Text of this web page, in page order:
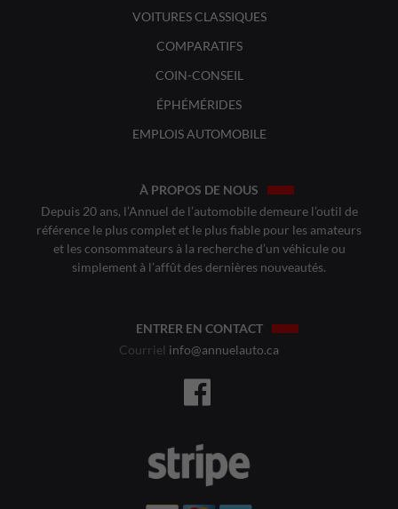
VOITURES CLASSIQUES
COMPARATIFS
COIN-CONSEIL
ÉPHÉMÉRIDES
EMPLOIS AUTOMOBILE
À PROPOS DE NOUS
Depuis 20 ans, l’Annuel de l’automobile demeure l’outil de
référence le plus complet et le plus fiable pour les amateurs
et les consommateurs à la recherche d’un véhicule ou
simplement à l’affût des dernières nouveautés.
ENTRER EN CONTACT
Courriel info@annuelauto.ca